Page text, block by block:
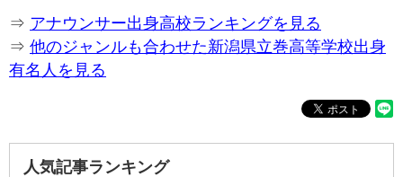
⇒ アナウンサー出身高校ランキングを見る
⇒ 他のジャンルも合わせた新潟県立巻高等学校出身
有名人を見る
人気記事ランキング